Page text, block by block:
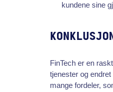
kundene sine
KONKLUSJON
FinTech er en
tjenester og
mange fordeler,